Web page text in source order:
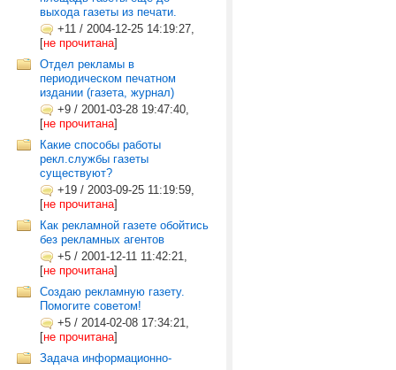
выхода газеты из печати.
+11 / 2004-12-25 14:19:27,
[не прочитана]
Отдел рекламы в
периодическом печатном
издании (газета, журнал)
+9 / 2001-03-28 19:47:40,
[не прочитана]
Какие способы работы
рекл.службы газеты
существуют?
+19 / 2003-09-25 11:19:59,
[не прочитана]
Как рекламной газете обойтись
без рекламных агентов
+5 / 2001-12-11 11:42:21,
[не прочитана]
Создаю рекламную газету.
Помогите советом!
+5 / 2014-02-08 17:34:21,
[не прочитана]
Задача информационно-